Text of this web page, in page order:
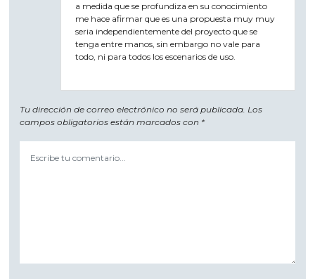
a medida que se profundiza en su conocimiento
me hace afirmar que es una propuesta muy muy
seria independientemente del proyecto que se
tenga entre manos, sin embargo no vale para
todo, ni para todos los escenarios de uso.
Tu dirección de correo electrónico no será publicada. Los
campos obligatorios están marcados con *